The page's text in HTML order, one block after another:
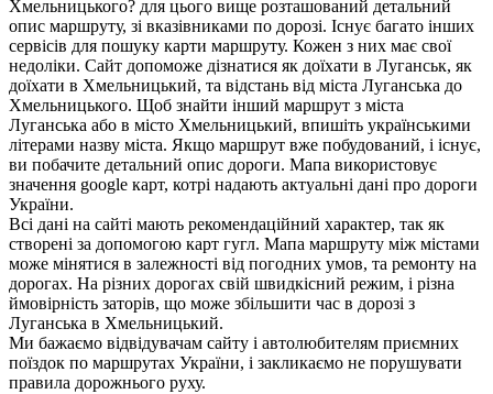
Хмельницького? для цього вище розташований детальний
опис маршруту, зі вказівниками по дорозі. Існує багато інших
сервісів для пошуку карти маршруту. Кожен з них має свої
недоліки. Сайт допоможе дізнатися як доїхати в Луганськ, як
доїхати в Хмельницький, та відстань від міста Луганська до
Хмельницького. Щоб знайти інший маршрут з міста
Луганська або в місто Хмельницький, впишіть українськими
літерами назву міста. Якщо маршрут вже побудований, і існує,
ви побачите детальний опис дороги. Мапа використовує
значення google карт, котрі надають актуальні дані про дороги
України.
Всі дані на сайті мають рекомендаційний характер, так як
створені за допомогою карт гугл. Мапа маршруту між містами
може мінятися в залежності від погодних умов, та ремонту на
дорогах. На різних дорогах свій швидкісний режим, і різна
ймовірність заторів, що може збільшити час в дорозі з
Луганська в Хмельницький.
Ми бажаємо відвідувачам сайту і автолюбителям приємних
поїздок по маршрутах України, і закликаємо не порушувати
правила дорожнього руху.